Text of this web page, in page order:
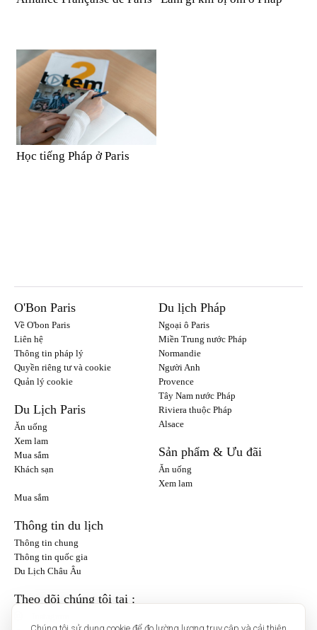
Học tiếng Pháp ở Paris
O'Bon Paris
Về O'bon Paris
Liên hệ
Thông tin pháp lý
Quyền riêng tư và cookie
Quản lý cookie
Du Lịch Paris
Ăn uống
Xem lam
Mua sắm
Khách sạn
Du lịch Pháp
Ngoại ô Paris
Miền Trung nước Pháp
Normandie
Người Anh
Provence
Tây Nam nước Pháp
Riviera thuộc Pháp
Alsace
Sản phẩm & Ưu đãi
Ăn uống
Xem lam
Mua sắm
Thông tin du lịch
Thông tin chung
Thông tin quốc gia
Du Lịch Châu Âu
Theo dõi chúng tôi tại :